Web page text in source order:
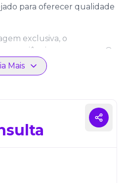
para oferecer qualidade
exclusiva, o
e segurança. O
elevador e localização
e sofisticação em
Mais